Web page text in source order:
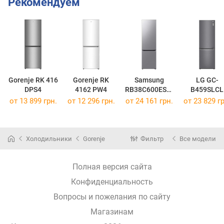
Gorenje RK 416
DPS4
Gorenje RK
4162 PW4
Samsung
RB38C600ES9/
UA
LG GC-
B459SLCL
от 13 899 грн. от 12 296 грн. от 24 161 грн. от 23 829
Холодильники Gorenje Фильтр Все модели
Полная версия сайта
Конфиденциальность
Вопросы и пожелания по сайту
Магазинам